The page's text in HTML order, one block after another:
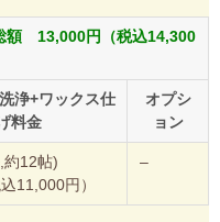
額 13,000円（税込14,300
浄+ワックス仕
料金
オプシ
ョン
約12帖)
11,000円）
–